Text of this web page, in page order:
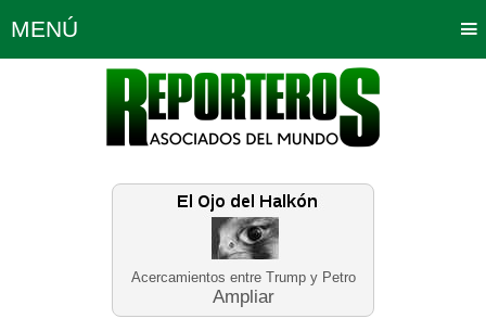
Acercamientos entre Trump y Petro
Ampliar
MENÚ
Política Opinión Bogotá
Planeta Tierra Deportes
Educación Neira